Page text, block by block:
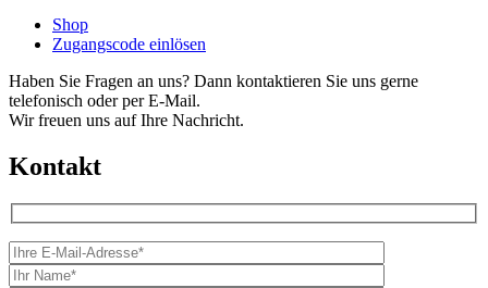
Shop
Zugangscode einlösen
Haben Sie Fragen an uns? Dann kontaktieren Sie uns gerne
telefonisch oder per E-Mail.
Wir freuen uns auf Ihre Nachricht.
Kontakt